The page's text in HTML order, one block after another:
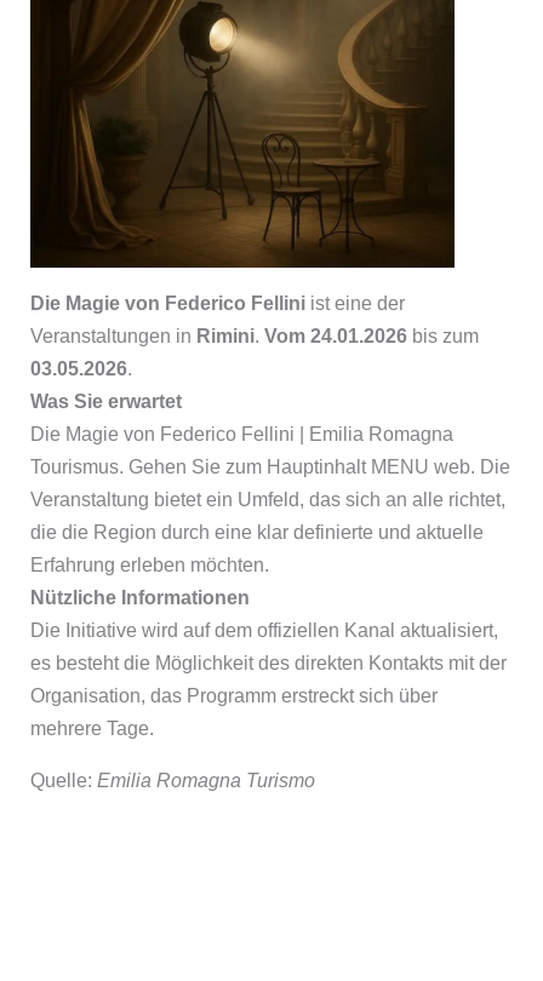
Die Magie von Federico Felliniist eine der
Veranstaltungen in Rimini. Vom 24.01.2026bis zum
03.05.2026.
Was Sie erwartet
Die Magie von Federico Fellini | Emilia Romagna
Tourismus. Gehen Sie zum Hauptinhalt MENU web. Die
Veranstaltung bietet ein Umfeld, das sich an alle richtet,
die die Region durch eine klar definierte und aktuelle
Erfahrung erleben möchten.
Nützliche Informationen
Die Initiative wird auf dem offiziellen Kanal aktualisiert,
es besteht die Möglichkeit des direkten Kontakts mit der
Organisation, das Programm erstreckt sich über
mehrere Tage.
Quelle: Emilia Romagna Turismo